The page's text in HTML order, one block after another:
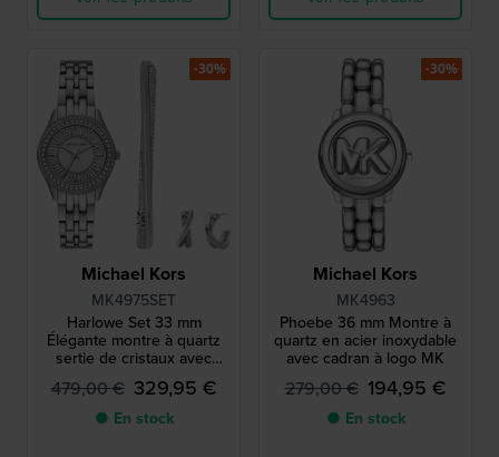
Michael Kors
MK4975SET
Harlowe Set 33 mm
Élégante montre à quartz
sertie de cristaux avec
bracelet et boucles
d'oreilles gratuits
479,00 € 329,95 €
● En stock
-30%
Michael Kors
MK4963
Phoebe 36 mm Montre à
quartz en acier inoxydable
avec cadran à logo MK
279,00 € 194,95 €
● En stock
-30%